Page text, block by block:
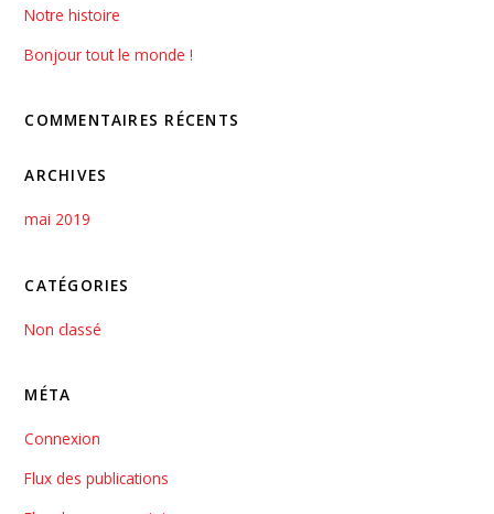
Notre histoire
Bonjour tout le monde !
COMMENTAIRES RÉCENTS
ARCHIVES
mai 2019
CATÉGORIES
Non classé
MÉTA
Connexion
Flux des publications